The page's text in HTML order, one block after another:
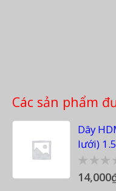
Các sản phẩm
Dây
lưới)
0
out
14,000